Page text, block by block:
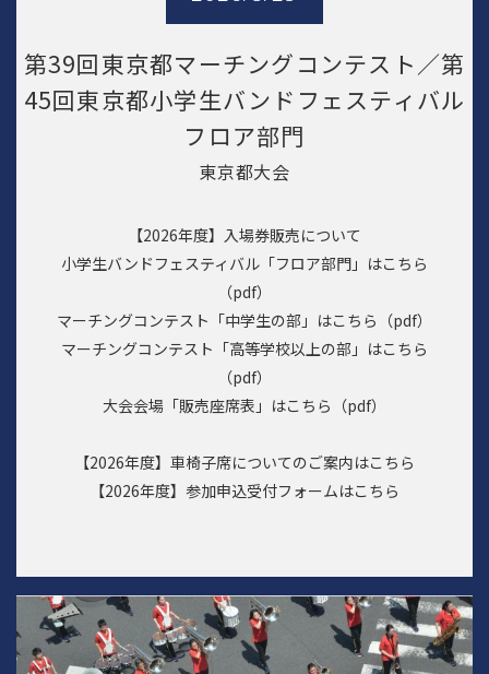
第39回東京都マーチングコンテスト／第
45回東京都小学生バンドフェスティバル
フロア部門
東京都大会
【2026年度】入場券販売について
小学生バンドフェスティバル「フロア部門」はこちら
（pdf）
マーチングコンテスト「中学生の部」はこちら（pdf）
マーチングコンテスト「高等学校以上の部」はこちら
（pdf）
大会会場「販売座席表」はこちら（pdf）
【2026年度】車椅子席についてのご案内はこちら
【2026年度】参加申込受付フォームはこちら